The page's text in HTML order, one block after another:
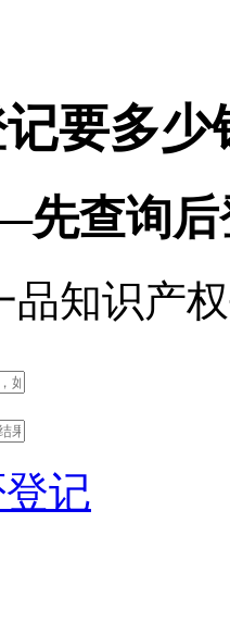
要多少
查询后
品知识产
记